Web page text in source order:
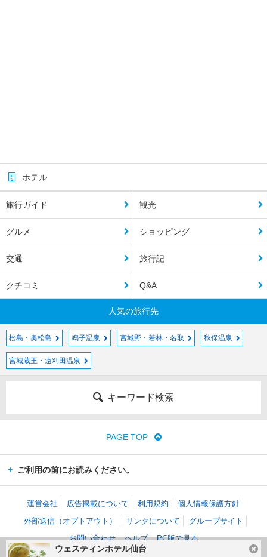
ウェスティンホテル仙台
ホテル
旅行ガイド 観光
グルメ ショッピング
交通 旅行記
クチコミ Q&A
人気の旅行先
松島・奥松島 鳴子温泉 宮城野・若林・名取 秋保温泉
宮城蔵王・遠刈田温泉
キーワード検索
PAGE TOP
ご利用の前にお読みください。
運営会社 広告掲載について 利用規約
個人情報保護方針
外部送信（オプトアウト）
リンクについて
グループサイト
お問い合わせ
ヘルプ PC版で見る